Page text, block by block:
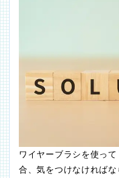
ワイヤーブラシを使っ
合、気をつけなければな